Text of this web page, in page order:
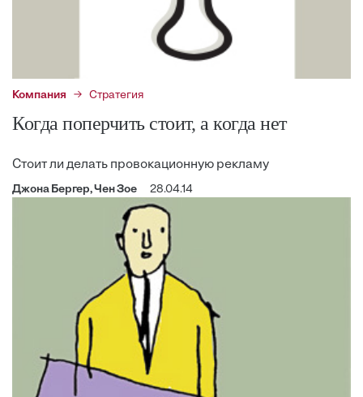
Компания Стратегия
Когда поперчить стоит, а когда нет
Стоит ли делать провокационную рекламу
Джона Бергер, Чен Зое 28.04.14